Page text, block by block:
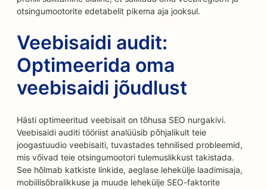
otsingumootorite edetabelit pikema aja jooksul.
Veebisaidi audit:
Optimeerida oma
veebisaidi jõudlust
Hästi optimeeritud veebisait on tõhusa SEO nurgakivi.
Veebisaidi auditi tööriist analüüsib põhjalikult teie
joogastuudio veebisaiti, tuvastades tehnilised probleemid,
mis võivad teie otsingumootori tulemuslikkust takistada.
See hõlmab katkiste linkide, aeglase lehekülje laadimisaja,
mobiilisõbralikkuse ja muude lehekülje SEO-faktorite